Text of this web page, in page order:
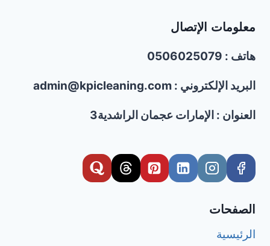
معلومات الإتصال
هاتف : 0506025079
البريد الإلكتروني : admin@kpicleaning.com
العنوان : الإمارات عجمان الراشدية3
الصفحات
الرئيسية